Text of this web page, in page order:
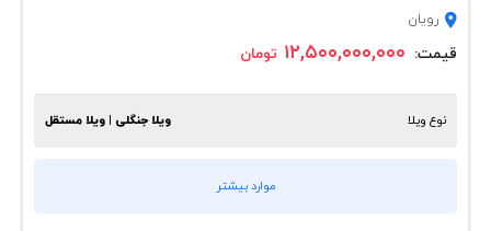
رویان
قیمت: ۱۲,۵۰۰,۰۰۰,۰۰۰ تومان
ویلا جنگلی | ویلا مستقل نوع ویلا
موارد بیشتر